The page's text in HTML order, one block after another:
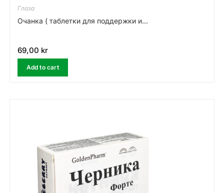
Глаза
Очанка ( таблетки для поддержки и...
69,00 kr
Add to cart